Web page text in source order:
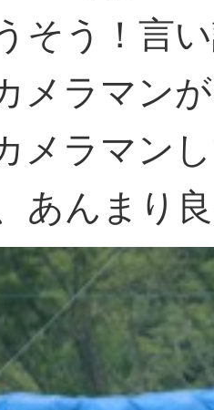
そう！言
メラマン
メラマン
あんまり